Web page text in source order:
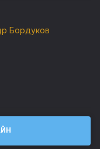
себя
ничто другое
лучшие народные
Бордуков